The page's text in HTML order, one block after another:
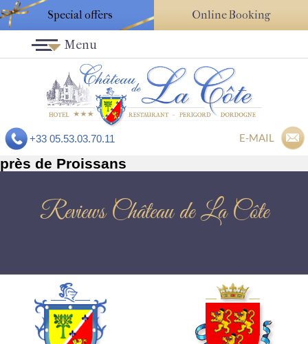
Special offers Online Booking
+33 05.53.03.70.11 E-MAIL
Menu
près de Proissans
Reviews Château de La Côte